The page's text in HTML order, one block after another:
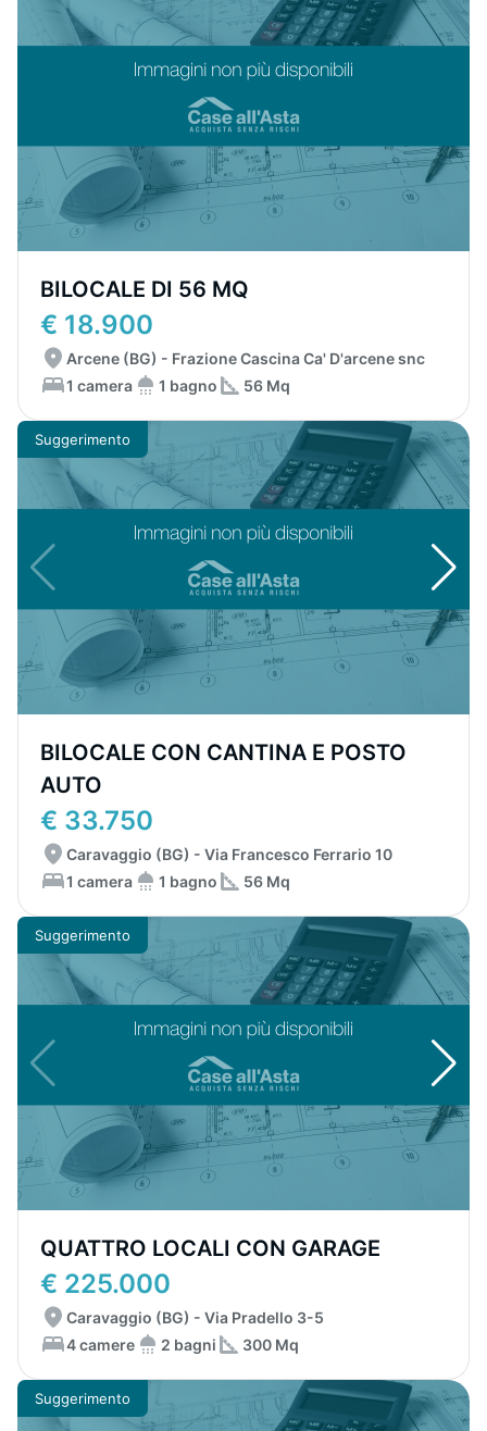
BILOCALE DI 56 MQ
€ 18.900
Arcene (BG) - Frazione Cascina Ca' D'arcene snc
1 camera
1 bagno 56 Mq
Suggerimento
BILOCALE CON CANTINA E POSTO
AUTO
€ 33.750
Caravaggio (BG) - Via Francesco Ferrario 10
1 camera
1 bagno 56 Mq
Suggerimento
QUATTRO LOCALI CON GARAGE
€ 225.000
Caravaggio (BG) - Via Pradello 3-5
4 camere
2 bagni 300 Mq
Suggerimento